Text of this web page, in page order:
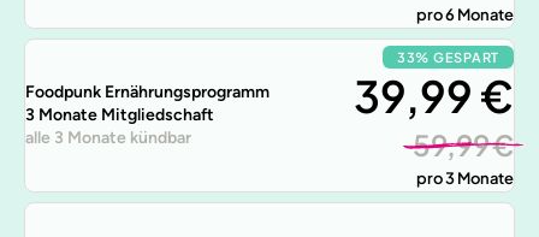
pro 6 Monate
Foodpunk Ernährungsprogramm
3 Monate Mitgliedschaft
alle 3 Monate kündbar
33% GESPART
39,99 €
59,99 €
pro 3 Monate